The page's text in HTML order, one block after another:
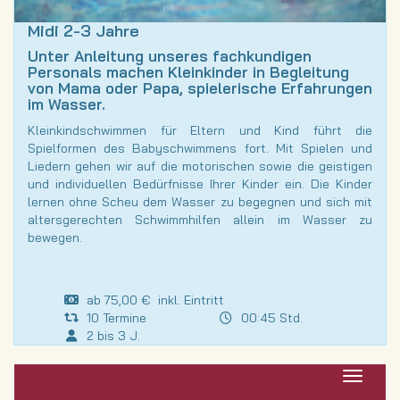
Midi 2-3 Jahre
Unter Anleitung unseres fachkundigen
Personals machen Kleinkinder in Begleitung
von Mama oder Papa, spielerische Erfahrungen
im Wasser.
Kleinkindschwimmen für Eltern und Kind führt die
Spielformen des Babyschwimmens fort. Mit Spielen und
Liedern gehen wir auf die motorischen sowie die geistigen
und individuellen Bedürfnisse Ihrer Kinder ein. Die Kinder
lernen ohne Scheu dem Wasser zu begegnen und sich mit
altersgerechten Schwimmhilfen allein im Wasser zu
bewegen.
ab 75,00 € inkl. Eintritt
10 Termine
00:45 Std.
2 bis 3 J.